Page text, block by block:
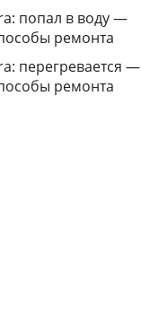
попал в воду —
ремонта
перегревается —
ремонта